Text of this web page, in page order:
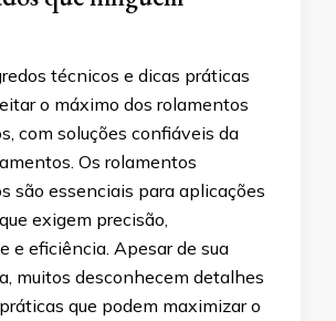
técnicos e dicas práticas
o máximo dos rolamentos
com soluções confiáveis da
Os rolamentos
são essenciais para aplicações
exigem precisão,
e eficiência. Apesar de sua
muitos desconhecem detalhes
que podem maximizar o